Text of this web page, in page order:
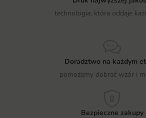
technologia, która oddaje
Doradztwo na każdym
pomożemy dobrać wzór i
Bezpieczne zakupy